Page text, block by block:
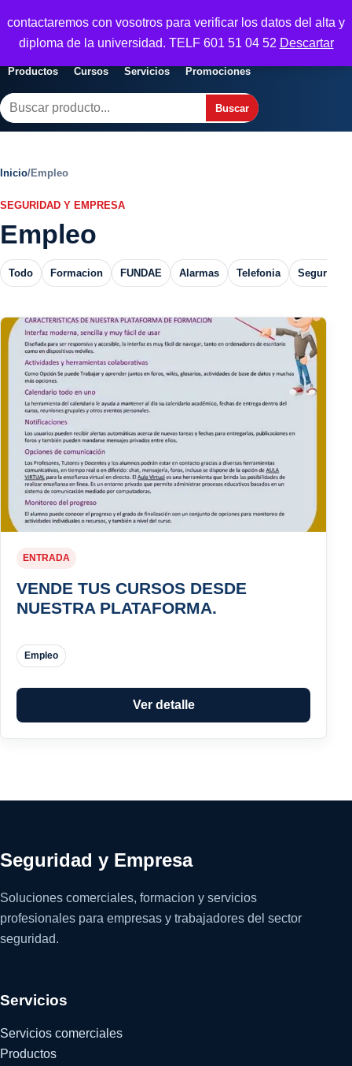
contactaremos con vosotros para verificar los datos del alta y
diploma de la universidad. TELF 601 51 04 52 Descartar
Seguridad y Empresa
empresas
Abrir menu
Productos Cursos Servicios Promociones
Buscar
Buscar
Inicio/Empleo
SEGURIDAD Y EMPRESA
Empleo
Todo Formacion FUNDAE Alarmas Telefonia Seguros
ENTRADA
VENDE TUS CURSOS DESDE
NUESTRA PLATAFORMA.
Empleo
Ver detalle
Seguridad y Empresa
Soluciones comerciales, formacion y servicios
profesionales para empresas y trabajadores del sector
seguridad.
Servicios
Servicios comerciales
Productos